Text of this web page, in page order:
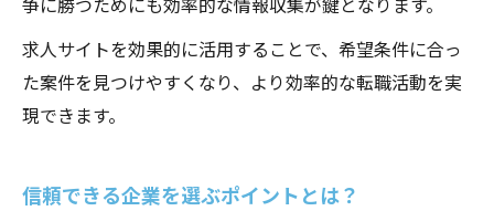
求人サイトを効果的に活用することで、希望条件に合っ
た案件を見つけやすくなり、より効率的な転職活動を実
現できます。
信頼できる企業を選ぶポイントとは？